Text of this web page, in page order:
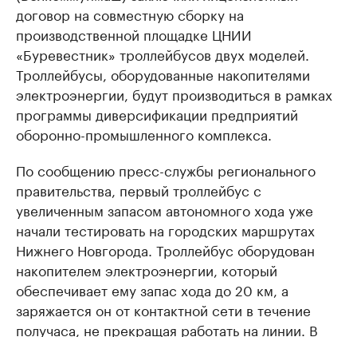
договор на совместную сборку на
производственной площадке ЦНИИ
«Буревестник» троллейбусов двух моделей.
Троллейбусы, оборудованные накопителями
электроэнергии, будут производиться в рамках
программы диверсификации предприятий
оборонно-промышленного комплекса.
По сообщению пресс-службы регионального
правительства, первый троллейбус с
увеличенным запасом автономного хода уже
начали тестировать на городских маршрутах
Нижнего Новгорода. Троллейбус оборудован
накопителем электроэнергии, который
обеспечивает ему запас хода до 20 км, а
заряжается он от контактной сети в течение
получаса, не прекращая работать на линии. В